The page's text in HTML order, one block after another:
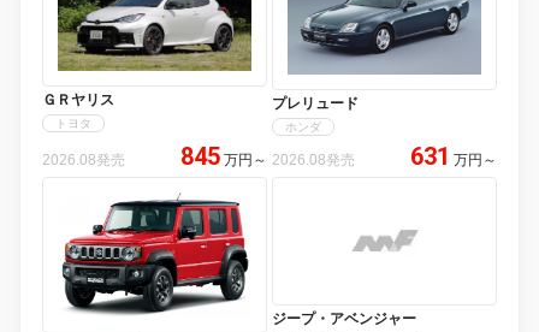
ＧＲヤリス
トヨタ
2026.08発売 845 万円 ～
プレリュード
ホンダ
2026.08発売 631 万円 ～
ジープ・アベンジャー